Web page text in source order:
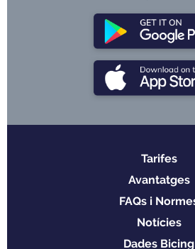
Tarifes
Avantatges
FAQs i
Notícies
Dades Bicing